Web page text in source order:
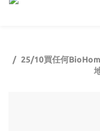
25/10買任何